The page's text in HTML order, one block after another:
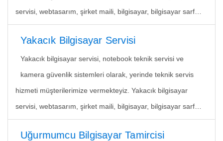
servisi, webtasarım, şirket maili, bilgisayar, bilgisayar sarf…
Yakacık Bilgisayar Servisi
Yakacık bilgisayar servisi, notebook teknik servisi ve
kamera güvenlik sistemleri olarak, yerinde teknik servis
hizmeti müşterilerimize vermekteyiz. Yakacık bilgisayar
servisi, webtasarım, şirket maili, bilgisayar, bilgisayar sarf…
Uğurmumcu Bilgisayar Tamircisi